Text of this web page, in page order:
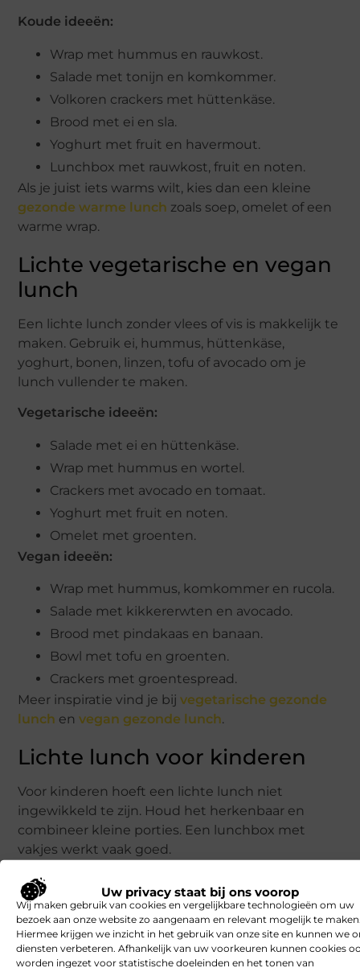
Uw privacy staat bij ons voorop
Wij maken gebruik van cookies en vergelijkbare technologieën om uw
bezoek aan onze website zo aangenaam en relevant mogelijk te
Hiermee krijgen we inzicht in het gebruik van onze site en kunnen we
diensten verbeteren. Afhankelijk van uw voorkeuren kunnen cookies
worden ingezet voor statistische doeleinden en het tonen van
Koude ideeën:
Wrap met hummus en rauwkost.
Salade met tonijn en komkommer.
Volkoren crackers met hüttenkäse.
Brood met ei en sla.
Yoghurt met fruit en havermout.
Lunchbox met rauwkost, fruit en noten.
Als je juist iets warms wilt, kies dan een kleine
gezonde warme lunch zoals soep, omelet of een
warme wrap.
Lichte vegetarische en vegan
lunch
Een lichte lunch zonder vlees of vis is makkelijk te
maken. Gebruik ei, hummus, hüttenkäse,
yoghurt, bonen, linzen, tofu of avocado om je
lunch vullender te maken.
Vegetarische ideeën:
Salade met ei en hüttenkäse.
Wrap met hummus en wortel.
Crackers met avocado en tomaat.
Yoghurt met fruit en noten.
Omelet met groenten.
Vegan ideeën:
Wrap met hummus, komkommer en rucola.
Salade met kikkererwten en avocado.
Brood met pindakaas en banaan.
Bowl met tofu en groenten.
Crackers met groentespread.
Meer inspiratie vind je bijvegetarische gezonde
lunch envegan gezonde lunch.
Lichte lunch voor kinderen
Voor kinderen hoeft een lichte lunch niet
ingewikkeld te zijn. Houd het herkenbaar en
combineer kleine porties. Een lunchbox met
vakjes werkt vaak goed.
Ideeën:
Volkoren brood met kaas en komkommer.
Wraprolletjes met hummus.
Lunchbox met fruit, crackers en rauwkost.